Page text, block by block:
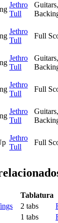
Jethro
Tull
Jethro
Tull
Full
Jethro
Tull
Jethro
Tull
Full
Jethro
Tull
Jethro
Tull
Full
Tablatura
2 tabs
1 tabs